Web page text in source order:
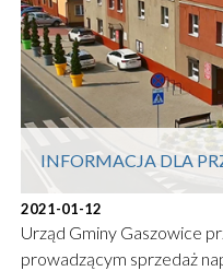
INFORMACJA DLA
2021-01-12
Urząd Gminy Gaszowice
prowadzącym sprzedaż